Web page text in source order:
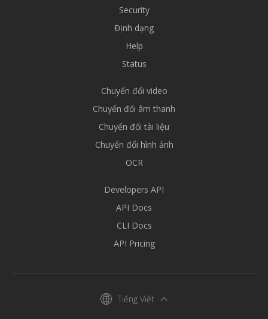
Security
Định dạng
Help
Status
Chuyển đổi video
Chuyển đổi âm thanh
Chuyển đổi tài liệu
Chuyển đổi hình ảnh
OCR
Developers API
API Docs
CLI Docs
API Pricing
Tiếng Việt